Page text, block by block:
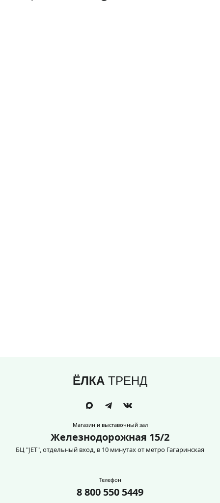
ЁЛКА ТРЕНД
Магазин и выставочный зал
Железнодорожная 15/2
БЦ "JET", отдельный вход, в 10 минутах от метро Гагаринская
Телефон
8 800 550 5449